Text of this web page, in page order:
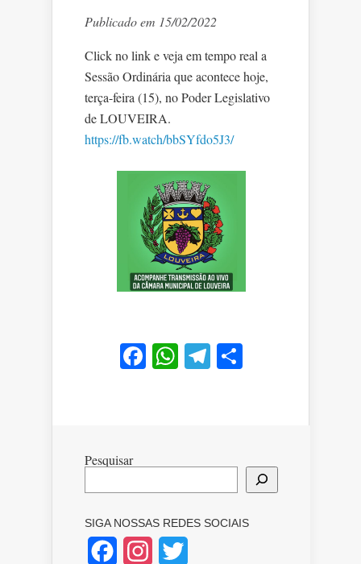
Publicado em 15/02/2022
Click no link e veja em tempo real a
Sessão Ordinária que acontece hoje,
terça-feira (15), no Poder Legislativo
de LOUVEIRA.
https://fb.watch/bbSYfdo5J3/
Facebook
WhatsApp
Telegram
Pesquisar
SIGA NOSSAS REDES SOCIAIS
FacebookInstagram